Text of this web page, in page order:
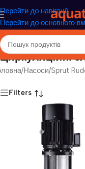
Перейти до навігації
Перейти до основного
Циркуляційні
/Насоси/Sprut
Filters